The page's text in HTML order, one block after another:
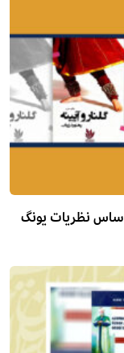
اساس نظریات یونگ